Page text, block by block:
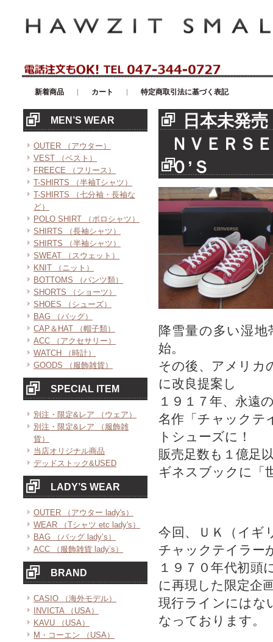
新着商品 カート 特定商取引法に基づく表記
MEN’S WEAR
OUTER （アウター）
VEST （ベスト）
FREECE （フリース）
T-SHIRTS （半袖Tシャツ）
T-SHIRTS （七分袖・長袖な
ど）
POLO SHIRT （ポロシャツ）
SHIRTS （長袖シャツ）
SHIRTS （半袖シャツ）
SWEAT （スウェット）
KNIT （ニット）
BOTTOMS （パンツ類）
SHORTS （ショーツ）
SHOES （シューズ）
BAG （バッグ）
CAP＆HAT （帽子類）
ACC （アクセサリー）
WATCH （時計）
GOODS （服飾雑貨）
SPECIAL ITEM
別注・限定&レア （ウェア）
別注・限定&レア （服飾雑
貨）
当店オリジナル商品
デッドストック&USED
LADY’S WEAR
OUTER （アウター lady's）
WEAR （Tシャツ etc lady's）
BAG （バッグ lady’s）
ACC （服飾雑貨 lady’s）
BRAND
CASIO （海外モデル）
INVICTA （USA）
KAVU （USA）
M・コーエン （USA）
日本未発
ＮＶＥＲＳ
０’Ｓ
降雪量の多い湿
始。
その後、アメリカ
に改良提案し
１９１７年、永遠
名作「チャックテ
トシューズに！
販売足数も１億足
ギネスブックに「
今回、ＵＫ（イギ
チャックテイラー
１９７０年代初頭
に再現した限定企
現行ラインにはな
なっております。